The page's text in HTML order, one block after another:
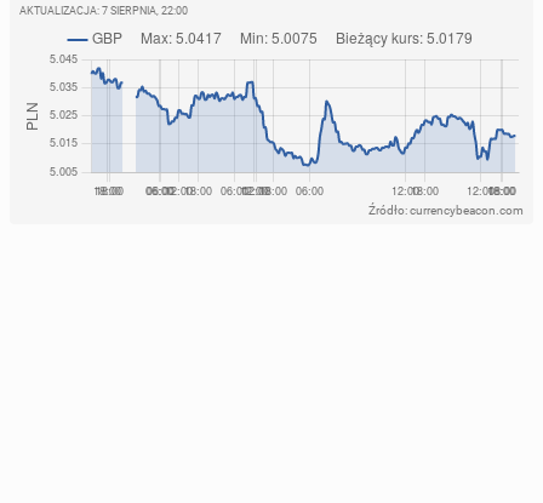
AKTUALIZACJA: 7 SIERPNIA, 22:00
Źródło: currencybeacon.com